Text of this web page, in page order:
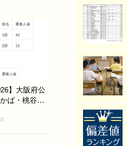
】大阪府公
ば・桃谷…